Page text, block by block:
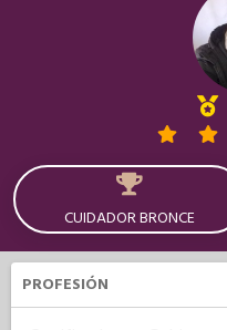
CUIDADOR BRONCE
PROFESIÓN